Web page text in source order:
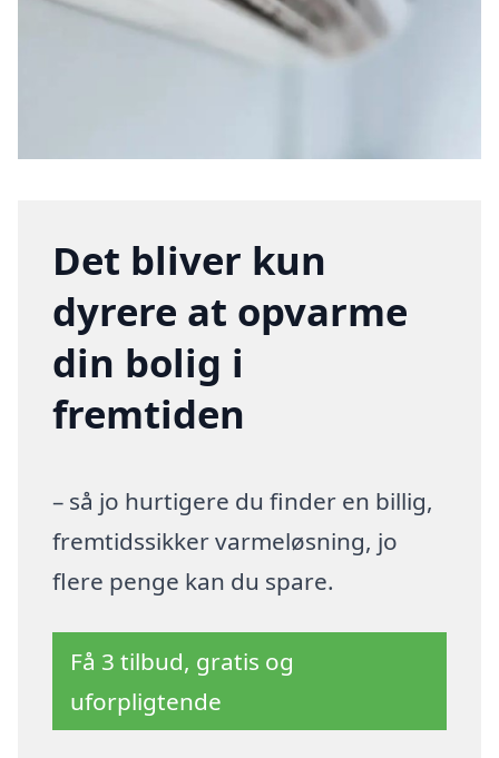
Det bliver kun
dyrere at opvarme
din bolig i
fremtiden
– så jo hurtigere du finder en billig,
fremtidssikker varmeløsning, jo
flere penge kan du spare.
Få 3 tilbud, gratis og
uforpligtende